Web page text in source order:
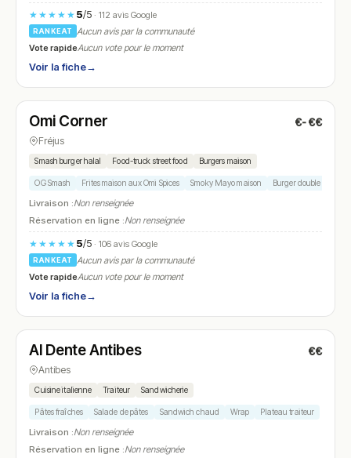
★★★★★ 5/5· 112 avis Google
RANKEAT
Aucun avis par la communauté
Vote rapideAucun vote pour le moment
Voir la fiche→
N° 16
Omi Corner €-€€
Fréjus
Smash burger halal Food-truck street food Burgers maison
OG Smash Frites maison aux Omi Spices Smoky Mayo maison Burger double patty
Livraison :Non renseignée
Réservation en ligne :Non renseignée
★★★★★ 5/5· 106 avis Google
RANKEAT
Aucun avis par la communauté
Vote rapideAucun vote pour le moment
Voir la fiche→
N° 17
Al Dente Antibes €€
Antibes
Cuisine italienne Traiteur Sandwicherie
Pâtes fraîches Salade de pâtes Sandwich chaud Wrap Plateau traiteur
Livraison :Non renseignée
Réservation en ligne :Non renseignée